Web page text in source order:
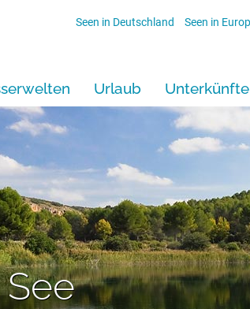
Seen in Deutschland Seen in
Urlaub Unterkünfte